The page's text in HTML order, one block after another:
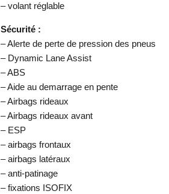
– volant réglable
Sécurité :
– Alerte de perte de pression des pneus
– Dynamic Lane Assist
– ABS
– Aide au demarrage en pente
– Airbags rideaux
– Airbags rideaux avant
– ESP
– airbags frontaux
– airbags latéraux
– anti-patinage
– fixations ISOFIX